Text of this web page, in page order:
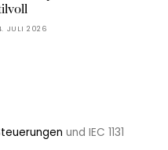
JULI 2026
und IEC 1131